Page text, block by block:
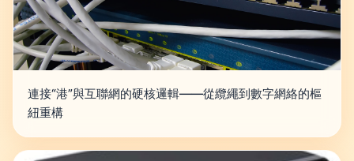
連接“港”與互聯網的硬核邏輯——從纜繩到數字網絡的樞
紐重構